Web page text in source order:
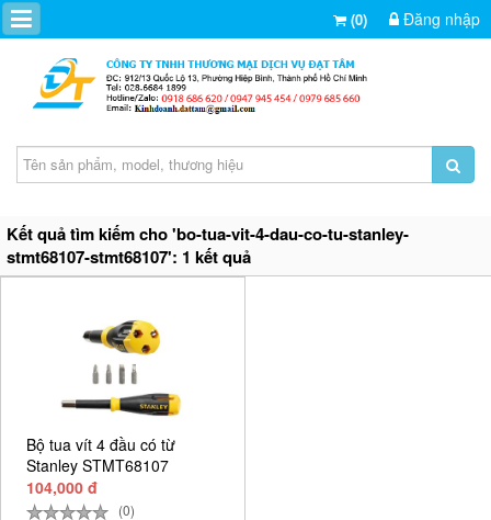
(0) Đăng nhập
Kết quả tìm kiếm cho 'bo-tua-vit-4-dau-co-tu-stanley-
stmt68107-stmt68107': 1 kết quả
Bộ tua vít 4 đầu có từ
Stanley STMT68107
104,000 đ
(0)